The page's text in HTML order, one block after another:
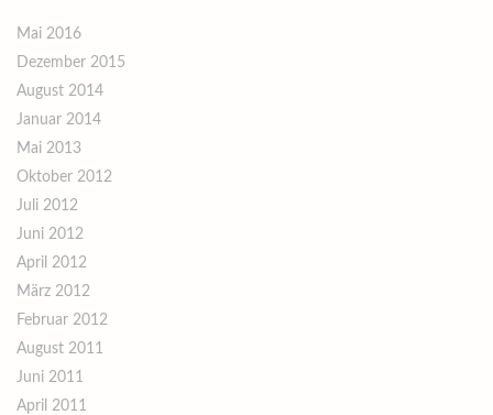
Mai 2016
Dezember 2015
August 2014
Januar 2014
Mai 2013
Oktober 2012
Juli 2012
Juni 2012
April 2012
März 2012
Februar 2012
August 2011
Juni 2011
April 2011